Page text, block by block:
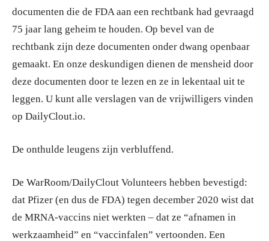
documenten die de FDA aan een rechtbank had gevraagd
75 jaar lang geheim te houden. Op bevel van de
rechtbank zijn deze documenten onder dwang openbaar
gemaakt. En onze deskundigen dienen de mensheid door
deze documenten door te lezen en ze in lekentaal uit te
leggen. U kunt alle verslagen van de vrijwilligers vinden
op DailyClout.io.
De onthulde leugens zijn verbluffend.
De WarRoom/DailyClout Volunteers hebben bevestigd:
dat Pfizer (en dus de FDA) tegen december 2020 wist dat
de MRNA-vaccins niet werkten – dat ze “afnamen in
werkzaamheid” en “vaccinfalen” vertoonden. Een